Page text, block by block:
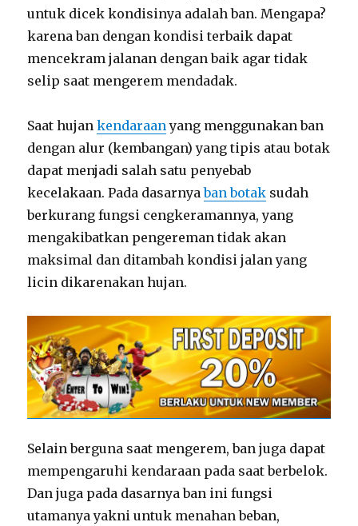
untuk dicek kondisinya adalah ban. Mengapa?
karena ban dengan kondisi terbaik dapat
mencekram jalanan dengan baik agar tidak
selip saat mengerem mendadak.
Saat hujankendaraanyang menggunakan ban
dengan alur (kembangan) yang tipis atau botak
dapat menjadi salah satu penyebab
kecelakaan. Pada dasarnyaban botak sudah
berkurang fungsi cengkeramannya, yang
mengakibatkan pengereman tidak akan
maksimal dan ditambah kondisi jalan yang
licin dikarenakan hujan.
Selain berguna saat mengerem, ban juga dapat
mempengaruhi kendaraan pada saat berbelok.
Dan juga pada dasarnya ban ini fungsi
utamanya yakni untuk menahan beban,